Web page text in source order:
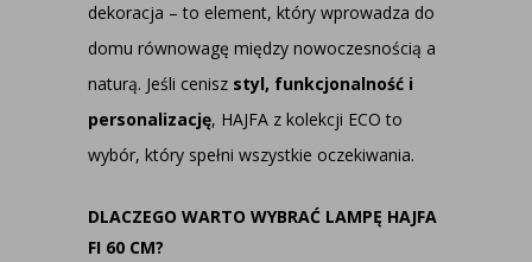
dekoracja – to element, który wprowadza do
domu równowagę między nowoczesnością a
naturą. Jeśli cenisz styl, funkcjonalność i
personalizację, HAJFA z kolekcji ECO to
wybór, który spełni wszystkie oczekiwania.
DLACZEGO WARTO WYBRAĆ LAMPĘ HAJFA
FI 60 CM?